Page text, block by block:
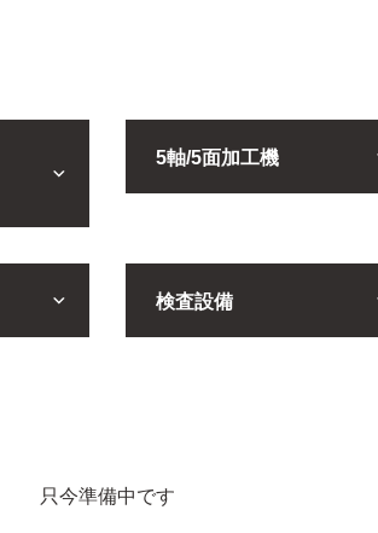
5軸/5面加工機
検査設備
只今準備中です